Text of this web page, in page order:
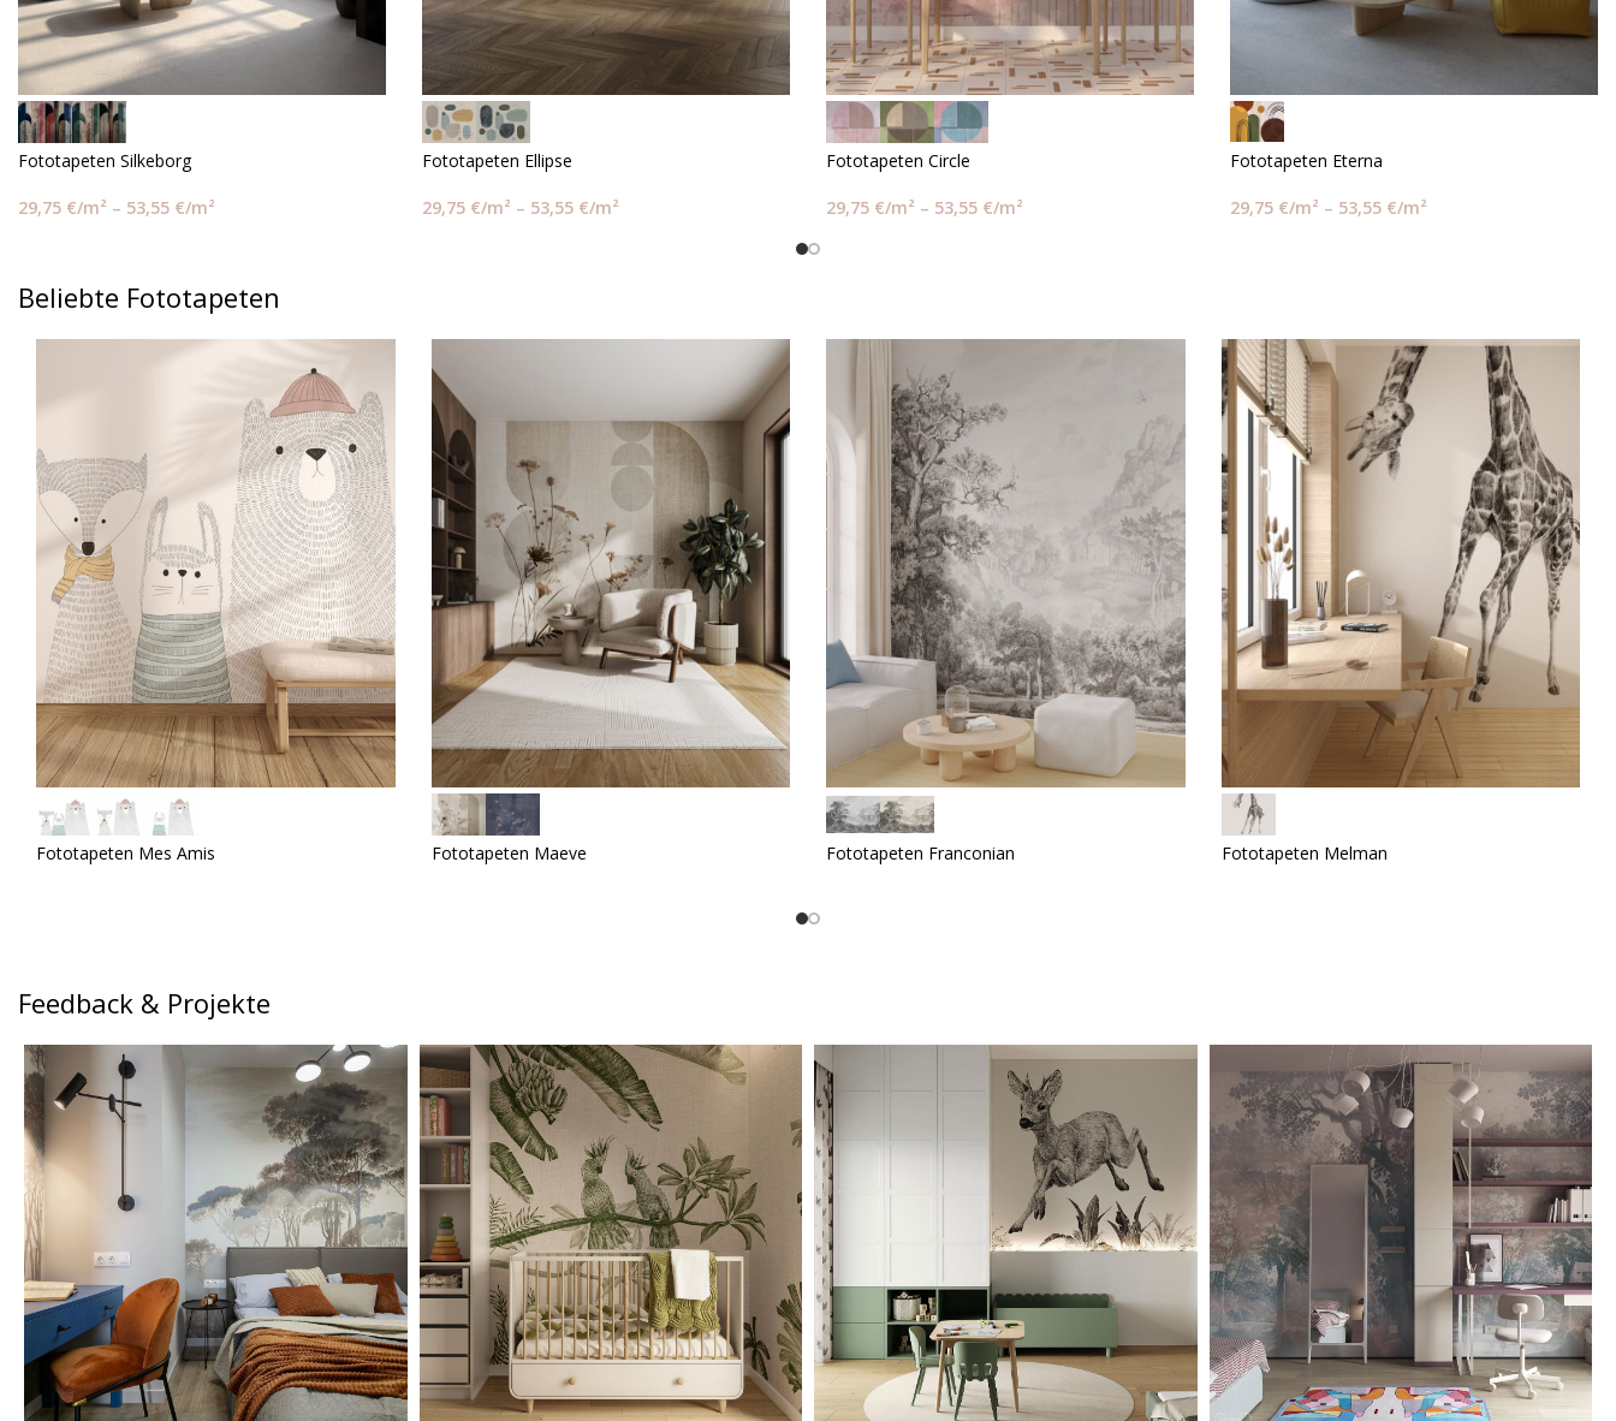
Fototapeten Silkeborg
29,75 €/m² – 53,55 €/m²
Fototapeten Ellipse
29,75 €/m² – 53,55 €/m²
Fototapeten Circle
29,75 €/m² – 53,55 €/m²
Fototapeten Eterna
29,75 €/m² – 53,55 €/m²
Beliebte Fototapeten
Fototapeten Mes Amis Fototapeten Maeve Fototapeten Franconian Fototapeten Melman
Feedback & Projekte